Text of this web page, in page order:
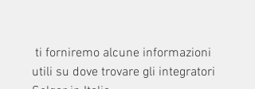
utili su dove trovare gli integratori